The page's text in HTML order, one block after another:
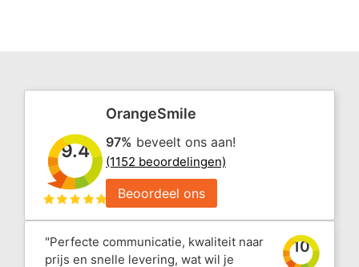
9.4
OrangeSmile
97% beveelt ons aan!
(1152 beoordelingen)
Beoordeel ons
"Perfecte communicatie, kwaliteit naar
prijs en snelle levering, wat wil je
10